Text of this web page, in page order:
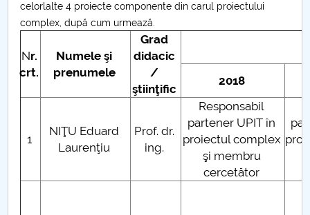
Senat
Facultăți
Ghiduri pentru STUDENȚI
celorlalte 4 proiecte componente din carul proiectului
complex, după cum urmează.
Nr.
crt.
Numele şi
prenumele
Grad
didacic
/
ştiinţific
2018
1
NIŢU Eduard
Laurenţiu
Prof. dr.
ing.
Responsabil
partener UPIT în
proiectul complex
şi membru
cercetător